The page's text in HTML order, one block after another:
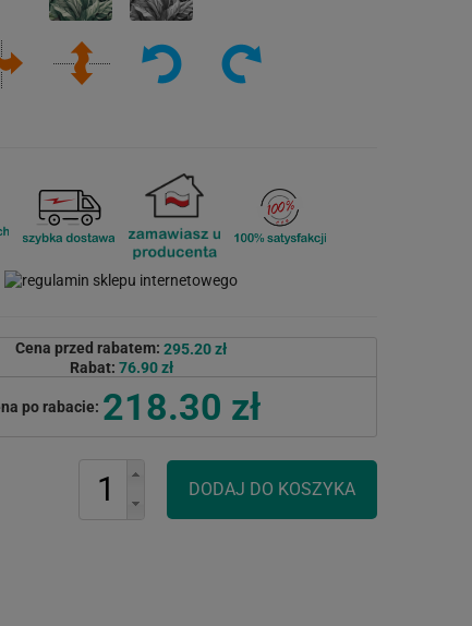
Cena przed rabatem: 295.20 zł
Rabat: 76.90 zł
po rabacie: 218.30 zł